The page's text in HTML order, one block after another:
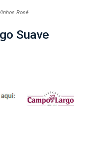
Rosé
Suave